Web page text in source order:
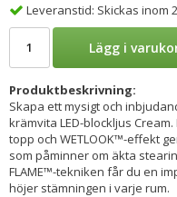
Leveranstid: Skickas inom
Lägg i
Produktbeskrivning:
Skapa ett mysigt och
krämvita LED-blockljus
topp och WETLOOK™-effekt
som påminner om äkta
FLAME™-tekniken får du en
höjer stämningen i varje rum.